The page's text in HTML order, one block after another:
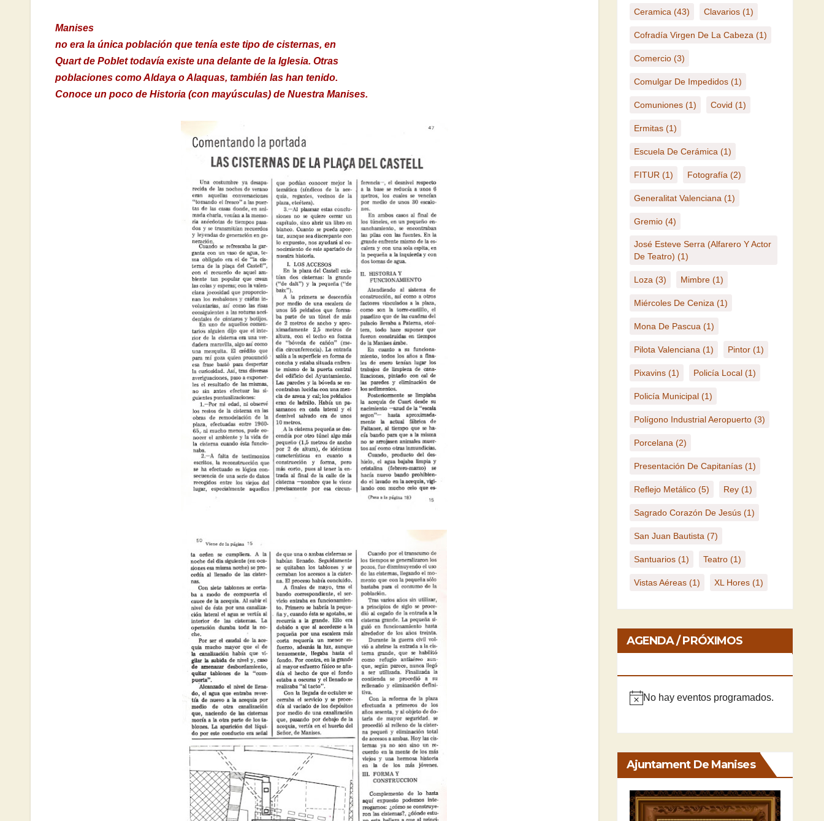
Manises
no era la única población que tenía este tipo de cisternas, en
Quart de Poblet todavía existe una delante de la Iglesia. Otras
poblaciones como Aldaya o Alaquas, también las han tenido.
Conoce un poco de Historia (con mayúsculas) de Nuestra Manises.
Ceramica (43) Clavarios(1)
Cofradía Virgen De La Cabeza (1)
Comercio(3)
Comulgar De Impedidos(1)
Comuniones(1) Covid (1)
Ermitas(1)
Escuela De Cerámica (1)
FITUR (1) Fotografía (2)
Generalitat Valenciana (1)
Gremio(4)
José Esteve Serra (Alfarero Y Actor
De Teatro) (1)
Loza (3) Mimbre(1)
Miércoles De Ceniza (1)
Mona De Pascua (1)
Pilota Valenciana (1) Pintor(1)
Pixavins(1) Policía Local(1)
Policía Municipal(1)
Polígono Industrial Aeropuerto(3)
Porcelana (2)
Presentación De Capitanías(1)
Reflejo Metálico(5) Rey(1)
Sagrado Corazón De Jesús(1)
San Juan Bautista (7)
Santuarios(1) Teatro(1)
Vistas Aéreas(1) XL Hores(1)
AGENDA / PRÓXIMOS
A
s
o
No hay eventos programados.
Ajuntament De Manises